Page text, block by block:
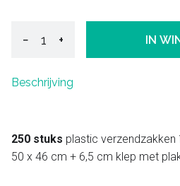
− + IN
Beschrijving
250 stuks plastic
50 x 46 cm + 6,5 cm klep met